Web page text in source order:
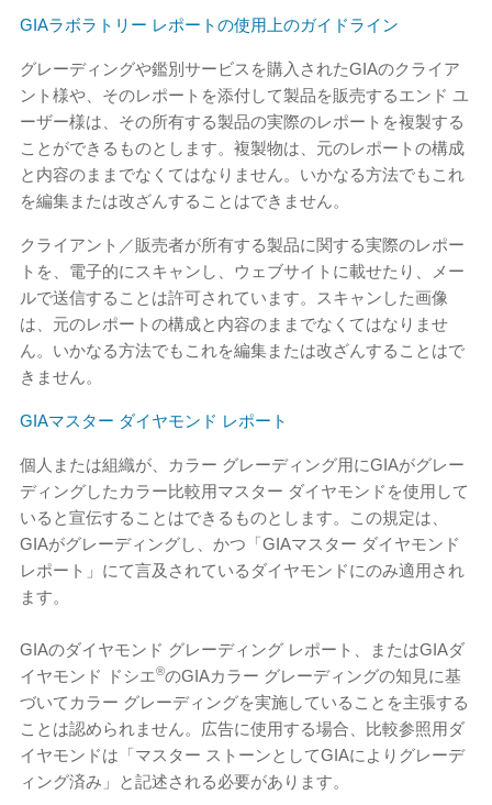
GIAラボラトリー レポートの使用上のガイドライン
グレーディングや鑑別サービスを購入されたGIAのクライア
ント様や、そのレポートを添付して製品を販売するエンド ユ
ーザー様は、その所有する製品の実際のレポートを複製する
ことができるものとします。複製物は、元のレポートの構成
と内容のままでなくてはなりません。いかなる方法でもこれ
を編集または改ざんすることはできません。
クライアント／販売者が所有する製品に関する実際のレポー
トを、電子的にスキャンし、ウェブサイトに載せたり、メー
ルで送信することは許可されています。スキャンした画像
は、元のレポートの構成と内容のままでなくてはなりませ
ん。いかなる方法でもこれを編集または改ざんすることはで
きません。
GIAマスター ダイヤモンド レポート
個人または組織が、カラー グレーディング用にGIAがグレー
ディングしたカラー比較用マスター ダイヤモンドを使用して
いると宣伝することはできるものとします。この規定は、
GIAがグレーディングし、かつ「GIAマスター ダイヤモンド
レポート」にて言及されているダイヤモンドにのみ適用され
ます。
GIAのダイヤモンド グレーディング レポート、またはGIAダ
イヤモンド ドシエ®のGIAカラー グレーディングの知見に基
づいてカラー グレーディングを実施していることを主張する
ことは認められません。広告に使用する場合、比較参照用ダ
イヤモンドは「マスター ストーンとしてGIAによりグレーデ
ィング済み」と記述される必要があります。